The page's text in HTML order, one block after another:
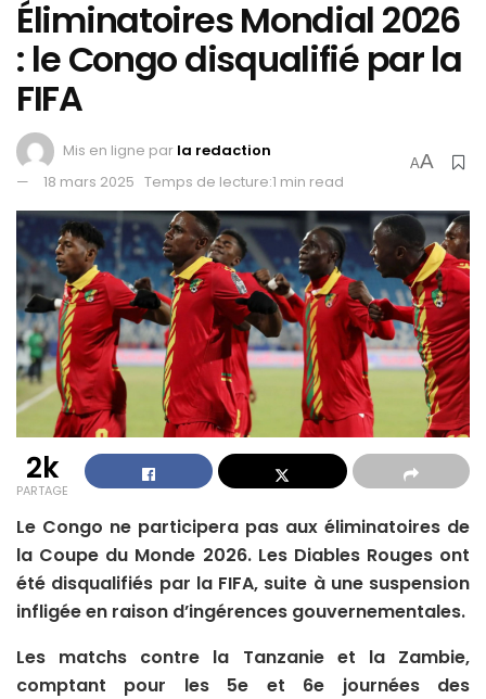
Éliminatoires Mondial 2026
: le Congo disqualifié par la
FIFA
Mis en ligne par la redaction
18 mars 2025 Temps de lecture:1 min read
AA
2k
PARTAGE
Le Congo ne participera pas aux éliminatoires de
la Coupe du Monde 2026. Les Diables Rouges ont
été disqualifiés par la FIFA, suite à une suspension
infligée en raison d’ingérences gouvernementales.
Les matchs contre la Tanzanie et la Zambie,
comptant pour les 5e et 6e journées des